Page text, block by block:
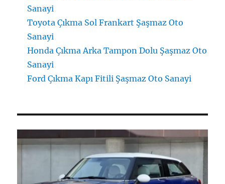
Sanayi
Toyota Çıkma Sol Frankart Şaşmaz Oto
Sanayi
Honda Çıkma Arka Tampon Dolu Şaşmaz Oto
Sanayi
Ford Çıkma Kapı Fitili Şaşmaz Oto Sanayi